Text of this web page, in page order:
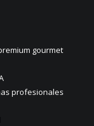
gourmet
profesionales